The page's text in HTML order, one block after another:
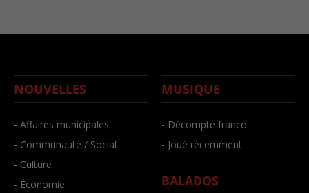
NOUVELLES
- Affaires municipales
- Communauté / Social
- Culture
- Économie
MUSIQUE
- Décompte franco
- Joué récemment
BALADOS